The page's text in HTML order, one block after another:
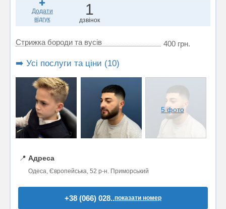
Додати
відгук
1
дзвінок
Стрижка бороди та вусів 400 грн.
➡️ Усі послуги та ціни (10)
5 фото
📍 Адреса
Одеса, Європейська, 52 р-н. Приморський
+38 (066) 028..показати номер